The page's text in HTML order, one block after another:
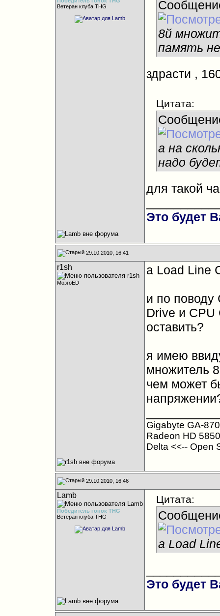
Ветеран клуба THG
8й
память
здрасти ,
Цитата:
а на
надо
для такой
Это будет
29.10.2010, 16:41
r1sh
МозгоED
а Load Line
и по поводу
Drive и CPU
оставить?
я имею
множитель
чем может
Gigabyte GA-
Radeon HD
Delta <<-- Open
29.10.2010, 16:46
Lamb
Победитель гонок THG
Ветеран клуба THG
Цитата:
а Load
Это будет